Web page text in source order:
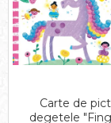
Carte de
degetele